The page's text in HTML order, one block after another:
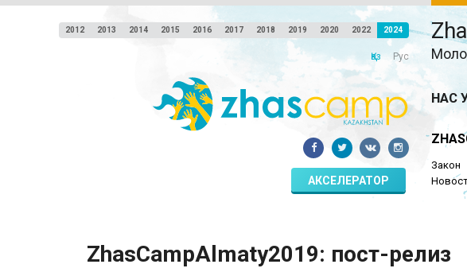
2012 2013 2014 2015 2016 2017 2018 2019 2020 2022 2024
Қаз Рус
АКСЕЛЕРАТОР
НАС
Закон
ZhasCampAlmaty2019: пост-релиз